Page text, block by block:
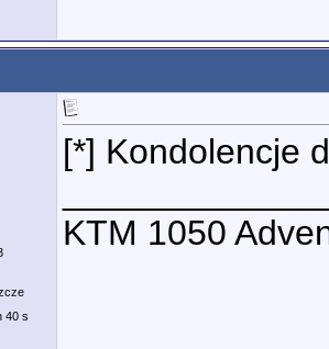
40 s
[*] Kondolencje
KTM 1050